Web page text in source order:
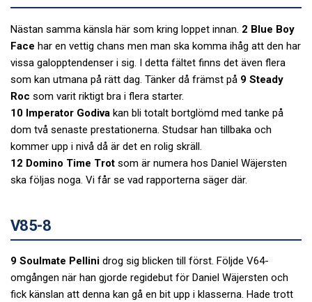
Nästan samma känsla här som kring loppet innan. 2 Blue Boy
Face har en vettig chans men man ska komma ihåg att den har
vissa galopptendenser i sig. I detta fältet finns det även flera
som kan utmana på rätt dag. Tänker då främst på 9 Steady
Roc som varit riktigt bra i flera starter.
10 Imperator Godiva kan bli totalt bortglömd med tanke på
dom två senaste prestationerna. Studsar han tillbaka och
kommer upp i nivå då är det en rolig skräll.
12 Domino Time Trot som är numera hos Daniel Wäjersten
ska följas noga. Vi får se vad rapporterna säger där.
V85-8
9 Soulmate Pellini drog sig blicken till först. Följde V64-
omgången när han gjorde regidebut för Daniel Wäjersten och
fick känslan att denna kan gå en bit upp i klasserna. Hade trott